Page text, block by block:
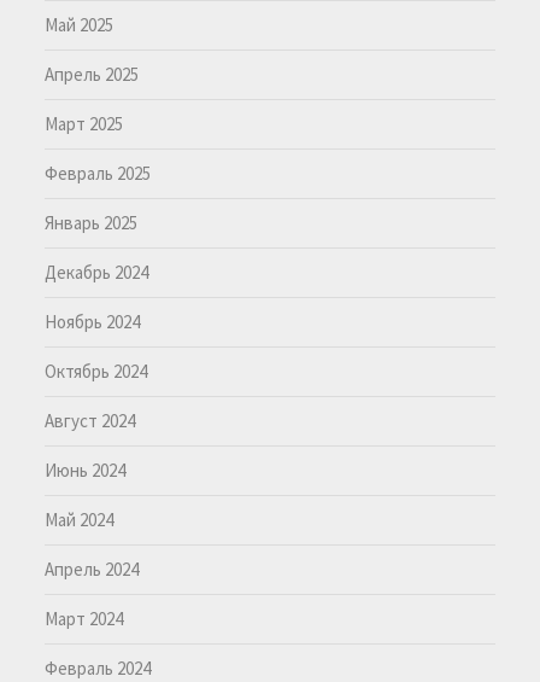
Май 2025
Апрель 2025
Март 2025
Февраль 2025
Январь 2025
Декабрь 2024
Ноябрь 2024
Октябрь 2024
Август 2024
Июнь 2024
Май 2024
Апрель 2024
Март 2024
Февраль 2024